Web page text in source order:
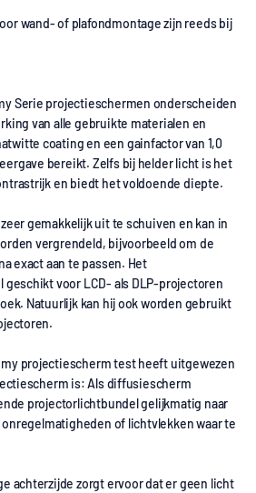
wand- of plafondmontage zijn reeds bij
Serie projectieschermen onderscheiden
van alle gebruikte materialen en
coating en een gainfactor van 1,0
bereikt. Zelfs bij helder licht is het
en biedt het voldoende diepte.
gemakkelijk uit te schuiven en kan in
vergrendeld, bijvoorbeeld om de
exact aan te passen. Het
geschikt voor LCD- als DLP-projectoren
Natuurlijk kan hij ook worden gebruikt
projectiescherm test heeft uitgewezen
is: Als diffusiescherm
projectorlichtbundel gelijkmatig naar
of lichtvlekken waar te
achterzijde zorgt ervoor dat er geen licht